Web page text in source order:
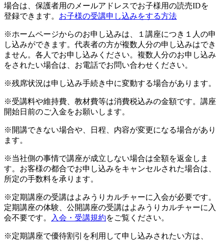
場合は、保護者用のメールアドレスでお子様用の読売IDを
登録できます。 お子様の受講申し込みをする方法
※ホームページからのお申し込みは、１講座につき１人の申
し込みができます。代表者の方が複数人分の申し込みはでき
ません。各人でお申し込みください。複数人分のお申し込み
をされたい場合は、お電話でお問い合わせください。
※残席状況は申し込み手続き中に変動する場合があります。
※受講料や維持費、教材費等は消費税込みの金額です。講座
開始日前のご入金をお願いします。
※開講できない場合や、日程、内容が変更になる場合があり
ます。
※当社側の事情で講座が成立しない場合は全額を返金しま
す。お客様の都合でお申し込みをキャンセルされた場合は、
所定の手数料を承ります。
※定期講座の受講はよみうりカルチャーに入会が必要です。
定期講座の体験、公開講座の受講はよみうりカルチャーに入
会不要です。
入会・受講規約をご覧ください。
※定期講座で優待割引を利用して申し込みされたい方は、